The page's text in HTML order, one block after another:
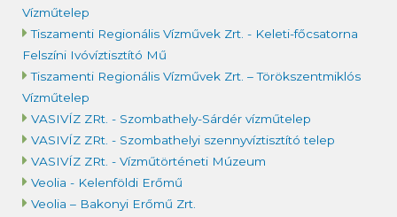
Vízműtelep
Tiszamenti Regionális Vízművek Zrt. - Keleti-főcsatorna
Felszíni Ivóvíztisztító Mű
Tiszamenti Regionális Vízművek Zrt. – Törökszentmiklós
Vízműtelep
VASIVÍZ ZRt. - Szombathely-Sárdér vízműtelep
VASIVÍZ ZRt. - Szombathelyi szennyvíztisztító telep
VASIVÍZ ZRt. - Vízműtörténeti Múzeum
Veolia - Kelenföldi Erőmű
Veolia – Bakonyi Erőmű Zrt.